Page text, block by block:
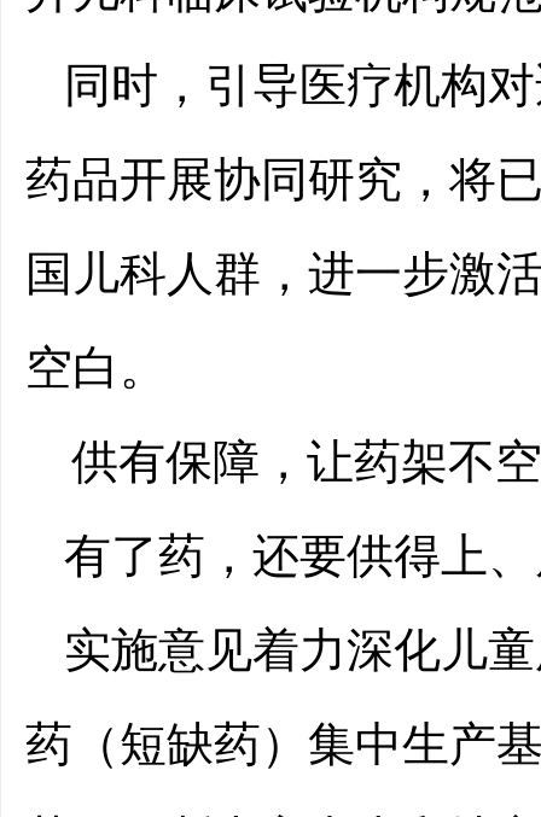
同时，引导医疗机构
药品开展协同研究，将
国儿科人群，进一步激
空白。
供有保障，让药架不
有了药，还要供得上
实施意见着力深化儿
药（短缺药）集中生产